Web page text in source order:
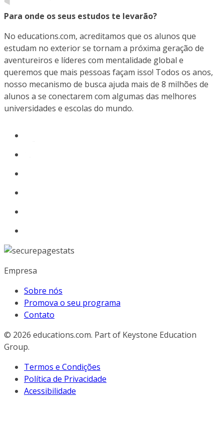
Para onde os seus estudos te levarão?
No educations.com, acreditamos que os alunos que
estudam no exterior se tornam a próxima geração de
aventureiros e líderes com mentalidade global e
queremos que mais pessoas façam isso! Todos os anos,
nosso mecanismo de busca ajuda mais de 8 milhões de
alunos a se conectarem com algumas das melhores
universidades e escolas do mundo.
Empresa
Sobre nós
Promova o seu programa
Contato
© 2026 educations.com. Part of Keystone Education
Group.
Termos e Condições
Política de Privacidade
Acessibilidade